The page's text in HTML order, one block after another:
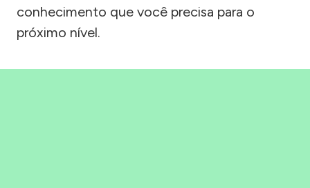
conhecimento que você precisa para o
próximo nível.